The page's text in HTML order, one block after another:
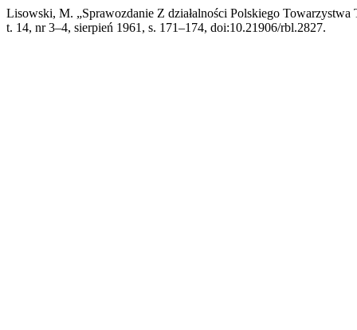
Lisowski, M. „Sprawozdanie Z działalności Polskiego
t. 14, nr 3–4, sierpień 1961, s. 171–174, doi:10.21906/rbl.2827.